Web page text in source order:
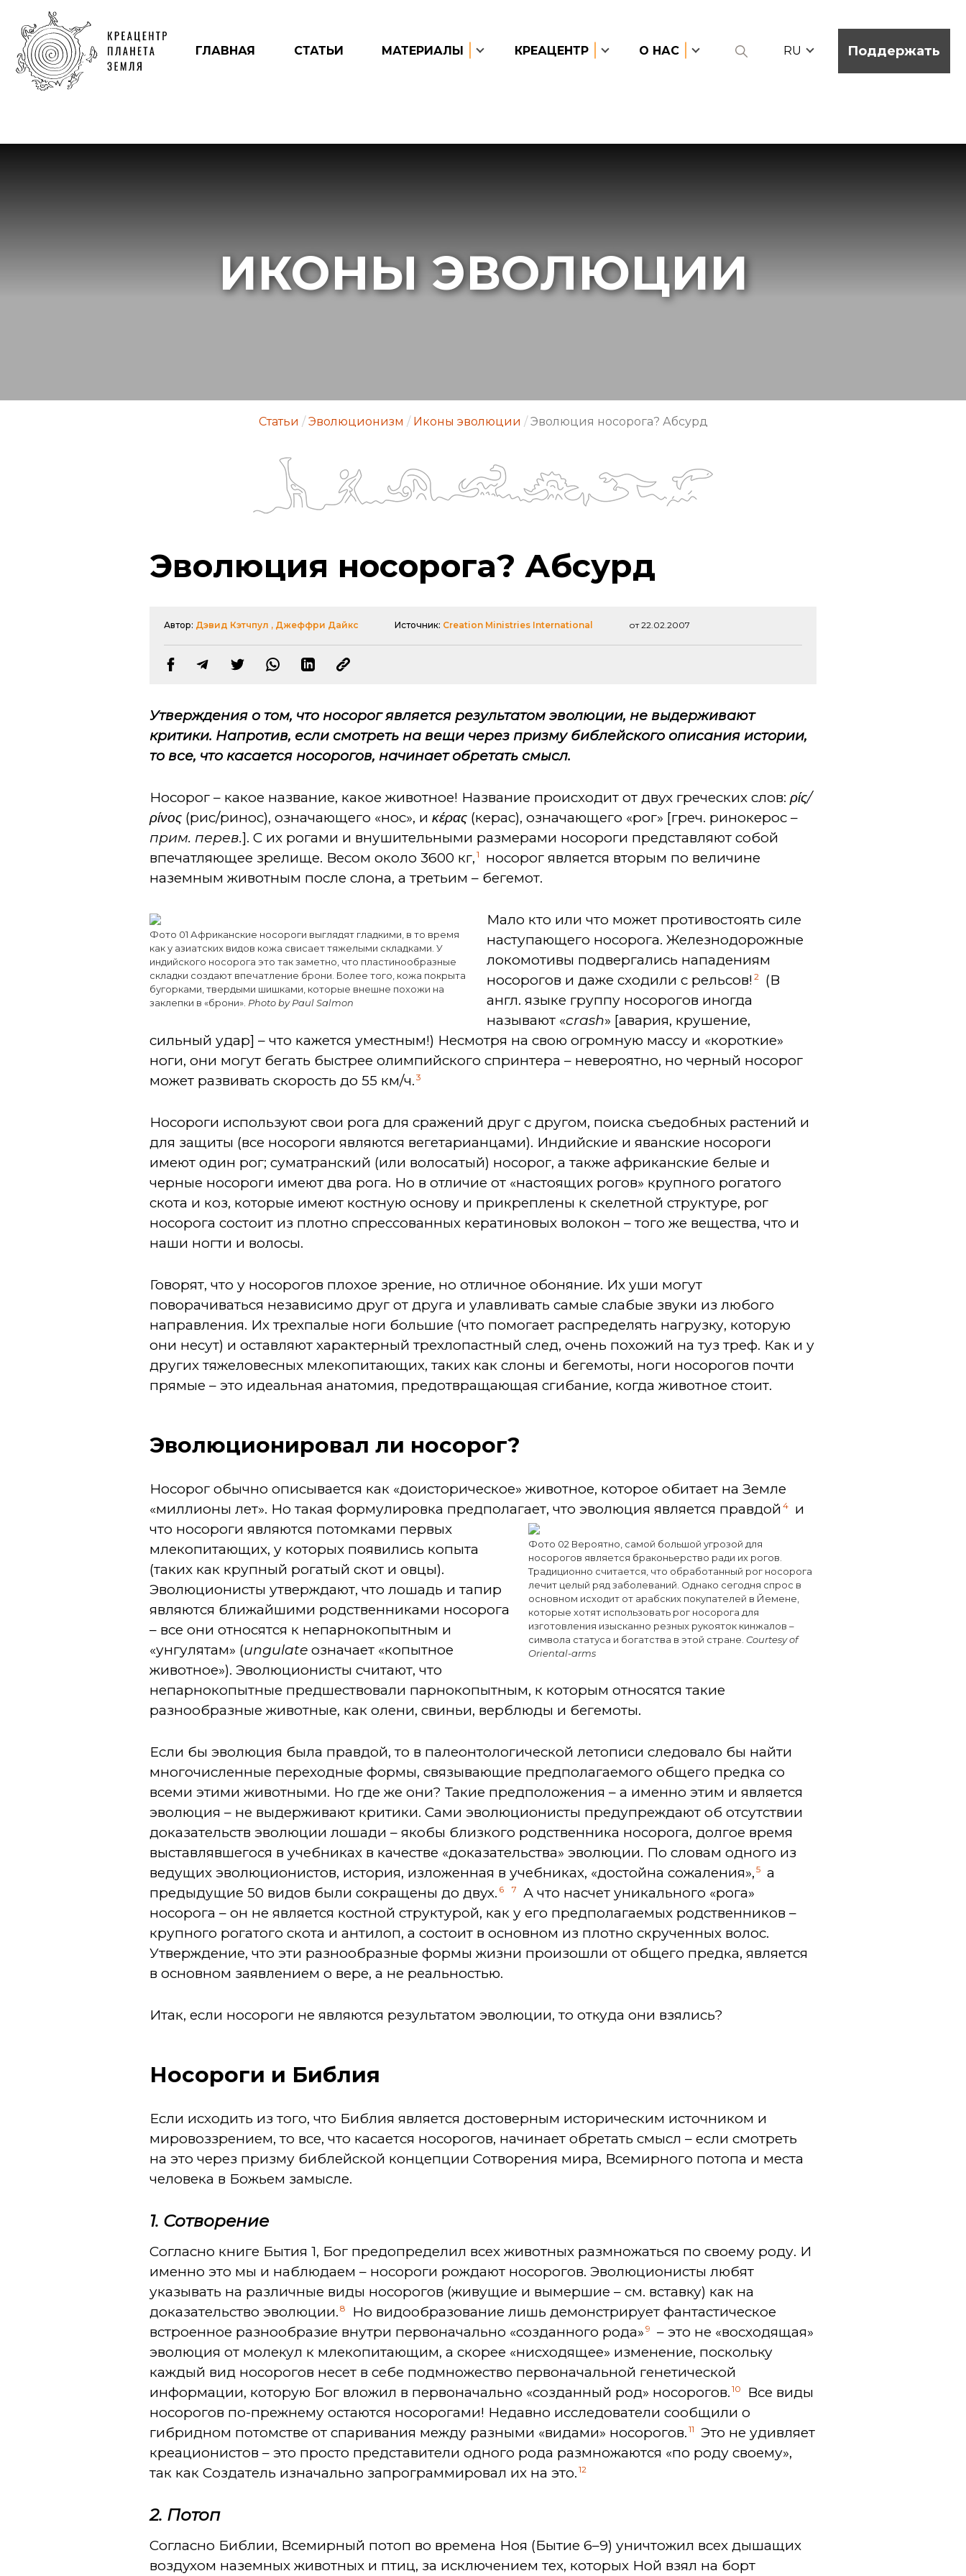
ГЛАВНАЯ СТАТЬИ МАТЕРИАЛЫ КРЕАЦЕНТР О НАС RU Поддержать
ИКОНЫ ЭВОЛЮЦИИ
Статьи / Эволюционизм / Иконы эволюции / Эволюция носорога? Абсурд
Эволюция носорога? Абсурд
Автор: Дэвид Кэтчпул , Джеффри Дайкс Источник: Creation Ministries International от 22.02.2007
Утверждения о том, что носорог является результатом эволюции, не выдерживают
критики. Напротив, если смотреть на вещи через призму библейского описания истории,
то все, что касается носорогов, начинает обретать смысл.
Носорог – какое название, какое животное! Название происходит от двух греческих слов:ρίς/
ρίνος (рис/ринос), означающего «нос», иκέρας (керас), означающего «рог» [греч. ринокерос –
прим. перев.]. С их рогами и внушительными размерами носороги представляют собой
впечатляющее зрелище. Весом около 3600 кг, 1
носорог является вторым по величине
наземным животным после слона, а третьим – бегемот.
Фото 01 Африканские носороги выглядят гладкими, в то время
как у азиатских видов кожа свисает тяжелыми складками. У
индийского носорога это так заметно, что пластинообразные
складки создают впечатление брони. Более того, кожа покрыта
бугорками, твердыми шишками, которые внешне похожи на
заклепки в «брони». Photo by Paul Salmon
Мало кто или что может противостоять силе
наступающего носорога. Железнодорожные
локомотивы подвергались нападениям
носорогов и даже сходили с рельсов! 2
(В
англ. языке группу носорогов иногда
называют «crash» [авария, крушение,
сильный удар] – что кажется уместным!) Несмотря на свою огромную массу и «короткие»
ноги, они могут бегать быстрее олимпийского спринтера – невероятно, но черный носорог
может развивать скорость до 55 км/ч. 3
Носороги используют свои рога для сражений друг с другом, поиска съедобных растений и
для защиты (все носороги являются вегетарианцами). Индийские и яванские носороги
имеют один рог; суматранский (или волосатый) носорог, а также африканские белые и
черные носороги имеют два рога. Но в отличие от «настоящих рогов» крупного рогатого
скота и коз, которые имеют костную основу и прикреплены к скелетной структуре, рог
носорога состоит из плотно спрессованных кератиновых волокон – того же вещества, что и
наши ногти и волосы.
Говорят, что у носорогов плохое зрение, но отличное обоняние. Их уши могут
поворачиваться независимо друг от друга и улавливать самые слабые звуки из любого
направления. Их трехпалые ноги большие (что помогает распределять нагрузку, которую
они несут) и оставляют характерный трехлопастный след, очень похожий на туз треф. Как и у
других тяжеловесных млекопитающих, таких как слоны и бегемоты, ноги носорогов почти
прямые – это идеальная анатомия, предотвращающая сгибание, когда животное стоит.
Эволюционировал ли носорог?
Носорог обычно описывается как «доисторическое» животное, которое обитает на Земле
«миллионы лет». Но такая формулировка предполагает, что эволюция является правдой 4
и
что
Фото 02 Вероятно, самой большой угрозой для
носорогов является браконьерство ради их рогов.
Традиционно считается, что обработанный рог носорога
лечит целый ряд заболеваний. Однако сегодня спрос в
основном исходит от арабских покупателей в Йемене,
которые хотят использовать рог носорога для
изготовления изысканно резных рукояток кинжалов –
символа статуса и богатства в этой стране. Courtesy of
Oriental-arms
носороги являются потомками первых
млекопитающих, у которых появились копыта
(таких как крупный рогатый скот и овцы).
Эволюционисты утверждают, что лошадь и тапир
являются ближайшими родственниками носорога
– все они относятся к непарнокопытным и
«унгулятам» (ungulate означает «копытное
животное»). Эволюционисты считают, что
непарнокопытные предшествовали парнокопытным, к которым относятся такие
разнообразные животные, как олени, свиньи, верблюды и бегемоты.
Если бы эволюция была правдой, то в палеонтологической летописи следовало бы найти
многочисленные переходные формы, связывающие предполагаемого общего предка со
всеми этими животными. Но где же они? Такие предположения – а именно этим и является
эволюция – не выдерживают критики. Сами эволюционисты предупреждают об отсутствии
доказательств эволюции лошади – якобы близкого родственника носорога, долгое время
выставлявшегося в учебниках в качестве «доказательства» эволюции. По словам одного из
ведущих эволюционистов, история, изложенная в учебниках, «достойна сожаления», 5 а
предыдущие 50 видов были сокращены до двух. 6 7
А что насчет уникального «рога»
носорога – он не является костной структурой, как у его предполагаемых родственников –
крупного рогатого скота и антилоп, а состоит в основном из плотно скрученных волос.
Утверждение, что эти разнообразные формы жизни произошли от общего предка, является
в основном заявлением о вере, а не реальностью.
Итак, если носороги не являются результатом эволюции, то откуда они взялись?
Носороги и Библия
Если исходить из того, что Библия является достоверным историческим источником и
мировоззрением, то все, что касается носорогов, начинает обретать смысл – если смотреть
на это через призму библейской концепции Сотворения мира, Всемирного потопа и места
человека в Божьем замысле.
1. Сотворение
Согласно книге Бытия 1, Бог предопределил всех животных размножаться по своему роду. И
именно это мы и наблюдаем – носороги рождают носорогов. Эволюционисты любят
указывать на различные виды носорогов (живущие и вымершие – см. вставку) как на
доказательство эволюции. 8
Но видообразование лишь демонстрирует фантастическое
встроенное разнообразие внутри первоначально «созданного рода» 9
– это не «восходящая»
эволюция от молекул к млекопитающим, а скорее «нисходящее» изменение, поскольку
каждый вид носорогов несет в себе подмножество первоначальной генетической
информации, которую Бог вложил в первоначально «созданный род» носорогов. 10
Все виды
носорогов по-прежнему остаются носорогами! Недавно исследователи сообщили о
гибридном потомстве от спаривания между разными «видами» носорогов. 11
Это не удивляет
креационистов – это просто представители одного рода размножаются «по роду своему»,
так как Создатель изначально запрограммировал их на это. 12
2. Потоп
Согласно Библии, Всемирный потоп во времена Ноя (Бытие 6–9) уничтожил всех дышащих
воздухом наземных животных и птиц, за исключением тех, которых Ной взял на борт